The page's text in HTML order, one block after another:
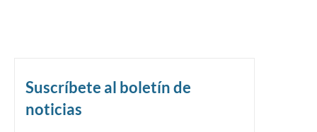
Suscríbete al boletín de
noticias